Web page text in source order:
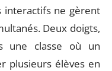
interactifs ne gèrent
Deux doigts,
une classe où un
plusieurs élèves en